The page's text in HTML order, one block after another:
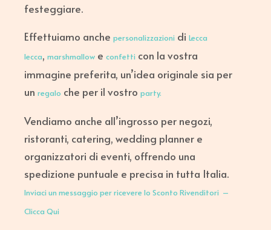
festeggiare.
Effettuiamo anche personalizzazioni di Lecca
lecca, marshmallow e confetti con la vostra
immagine preferita, un’idea originale sia per
un regalo che per il vostro party.
Vendiamo anche all’ingrosso per negozi,
ristoranti, catering, wedding planner e
organizzatori di eventi, offrendo una
spedizione puntuale e precisa in tutta Italia.
Inviaci un messaggio per ricevere lo Sconto Rivenditori –
Clicca Qui